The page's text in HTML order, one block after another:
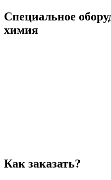
Специальное
химия
Как заказать?